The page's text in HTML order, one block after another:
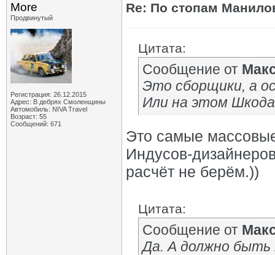
More
Продвинутый
Регистрация: 26.12.2015
Адрес: В дебрях Смоленщины
Автомобиль: NIVA Travel
Возраст: 55
Сообщений: 671
Re: По стопам
Цитата:
Сообщение от
Это сборщики, а
Или на этом
Это самые
Индусов-
расчёт не берём.))
Цитата:
Сообщение от
Да. А должно быть